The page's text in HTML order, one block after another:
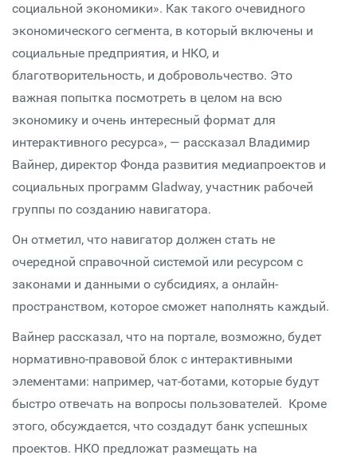
социальной экономики». Как такого очевидного
экономического сегмента, в который включены и
социальные предприятия, и НКО, и
благотворительность, и добровольчество. Это
важная попытка посмотреть в целом на всю
экономику и очень интересный формат для
интерактивного ресурса», — рассказал Владимир
Вайнер, директор Фонда развития медиапроектов и
социальных программ Gladway, участник рабочей
группы по созданию навигатора.
Он отметил, что навигатор должен стать не
очередной справочной системой или ресурсом с
законами и данными о субсидиях, а онлайн-
пространством, которое сможет наполнять каждый.
Вайнер рассказал, что на портале, возможно, будет
нормативно-правовой блок с интерактивными
элементами: например, чат-ботами, которые будут
быстро отвечать на вопросы пользователей. Кроме
этого, обсуждается, что создадут банк успешных
проектов. НКО предложат размещать на